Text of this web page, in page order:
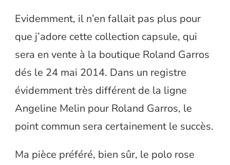
Evidemment, il n’en fallait pas plus pour
que j’adore cette collection capsule, qui
sera en vente à la boutique Roland Garros
dés le 24 mai 2014. Dans un registre
évidemment très différent de la ligne
Angeline Melin pour Roland Garros, le
point commun sera certainement le succès.
Ma pièce préféré, bien sûr, le polo rose